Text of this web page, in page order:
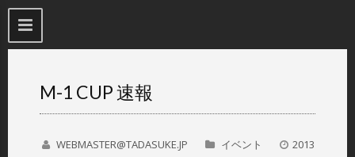
M-1 CUP 速報
WEBMASTER@TADASUKE.JP イベント
2013